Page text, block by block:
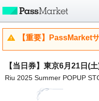
【重要】PassMarket
【当日券】東京6月21日(
Riu 2025 Summer POPUP